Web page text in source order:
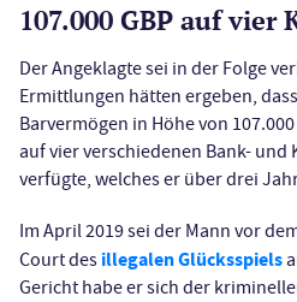
107.000 GBP auf vier
Der Angeklagte sei in der Folge
Ermittlungen hätten ergeben,
Barvermögen in Höhe von
auf vier verschiedenen Bank-
verfügte, welches er über drei
Im April 2019 sei der Mann vor
Court des illegalen Glücksspiels
Gericht habe er sich der